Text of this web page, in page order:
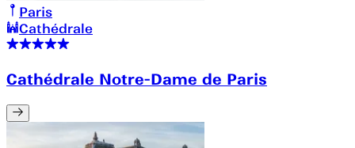
Paris
Cathédrale
Cathédrale Notre-Dame de Paris